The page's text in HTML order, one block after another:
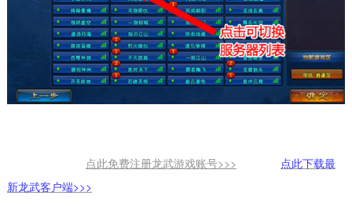
点此免费注册龙武游戏账号>>>
点此下载最
新龙武客户端>>>